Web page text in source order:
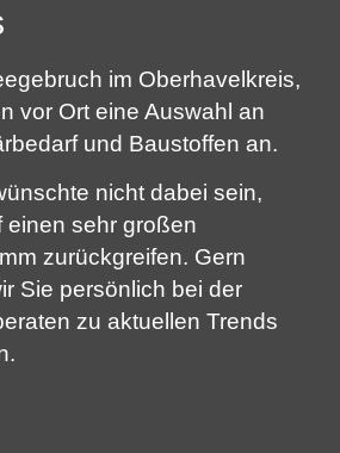
im Oberhavelkreis,
vor Ort eine Auswahl an
und Baustoffen an.
nicht dabei sein,
einen sehr großen
zurückgreifen. Gern
Sie persönlich bei der
zu aktuellen Trends